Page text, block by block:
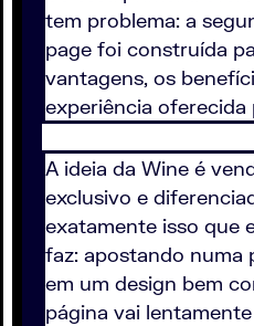
tem problema: a
page foi construída
vantagens, os
experiência oferecida
A ideia da Wine é
exclusivo e
exatamente isso que
faz: apostando numa
em um design bem
página vai